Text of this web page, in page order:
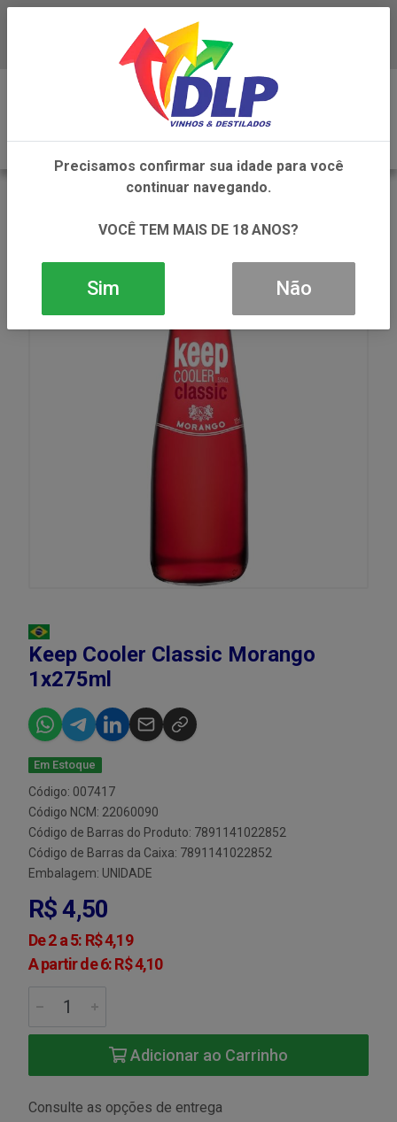
Baixe já o APP da DLP Vinhos
Keep Cooler Classic Morango
1x275ml
Em Estoque
Código: 007417
Código NCM: 22060090
Código de Barras do Produto: 7891141022852
Código de Barras da Caixa: 7891141022852
Embalagem: UNIDADE
R$ 4,50
De 2 a 5: R$ 4,19
A partir de 6: R$ 4,10
Adicionar ao Carrinho
Consulte as opções de entrega
Precisamos confirmar sua idade para você
continuar navegando.
VOCÊ TEM MAIS DE 18 ANOS?
Sim Não